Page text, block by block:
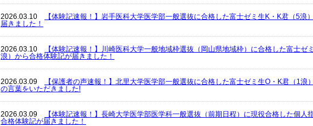
2026.03.10
【体験記速報！】岩手医科大学医学部一般選抜に合格した富士ゼミ生K・K君（5浪
届きました！
2026.03.10
【体験記速報！】川崎医科大学一般地域枠選抜（岡山県地域枠）に合格した富士ゼ
浪）から合格体験記が届きました！
2026.03.09
【保護者の声速報！】北里大学医学部一般選抜に合格した富士ゼミ生O・K君（1浪
の言葉をいただきました!
2026.03.09
【体験記速報！】長崎大学医学部医学科一般選抜（前期日程）に現役合格した個人
合格体験記が届きました！